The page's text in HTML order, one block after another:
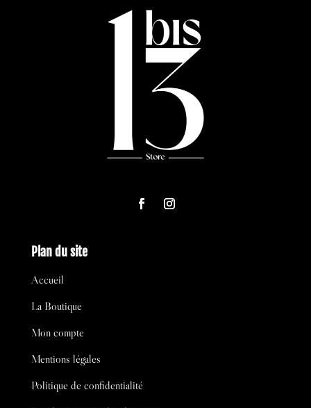
Plan du site
Accueil
La Boutique
Mon compte
Mentions légales
Politique de confidentialité